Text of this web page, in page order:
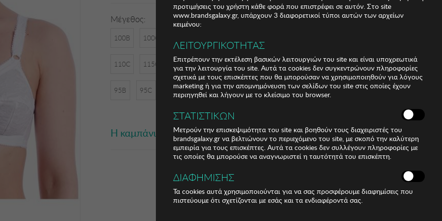
Μέγεθος:
100B 100C
110C 115C 90B 90C
95B 95C
Η καμπάνια έχει λήξει
προτιμήσεις του χρήστη κάθε φορά που επιστρέφει σε αυτόν. Στο site
www.brandsgalaxy.gr, υπάρχουν 3 διαφορετικοί τύποι αυτών των αρχείων
κειμένου:
ΛΕΙΤΟΥΡΓΙΚΟΤΗΤΑΣ
Επιτρέπουν την εκτέλεση βασικών λειτουργιών του site και είναι υποχρεωτικά
για την λειτουργία του site. Αυτά τα cookies δεν συγκεντρώνουν πληροφορίες
σχετικά με τους επισκέπτες που θα μπορούσαν να χρησιμοποιηθούν για λόγους
marketing ή για την απομνημόνευση των σελίδων του site στις οποίες έχουν
περιηγηθεί και λήγουν με το κλείσιμο του browser.
ΣΤΑΤΙΣΤΙΚΩΝ
Μετρούν την επισκεψιμότητα του site και βοηθούν τους διαχειριστές του
brandsgalaxy.gr να βελτιώνουν το περιεχόμενο του site, με σκοπό την καλύτερη
εμπειρία για τους επισκέπτες. Αυτά τα cookies δεν συλλέγουν πληροφορίες με
τις οποίες θα μπορούσε να αναγνωριστεί η ταυτότητά του επισκέπτη.
ΔΙΑΦΗΜΙΣΗΣ
Τα cookies αυτά χρησιμοποιούνται για να σας προσφέρουμε διαφημίσεις που
πιστεύουμε ότι σχετίζονται με εσάς και τα ενδιαφέροντά σας.